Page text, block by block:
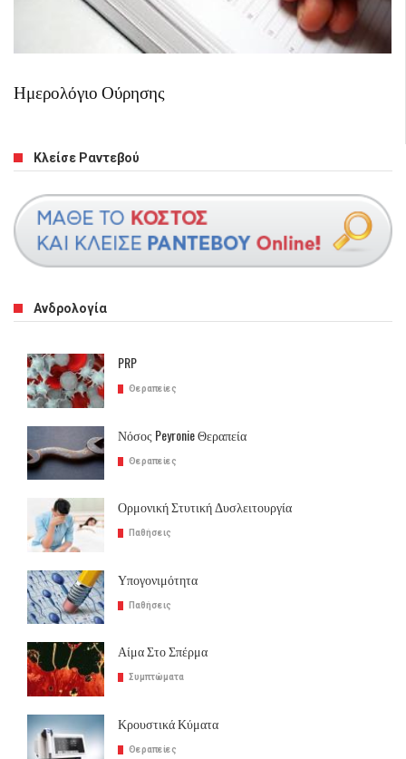
Ημερολόγιο Ούρησης
Κλείσε Ραντεβού
Ανδρολογία
PRP
Θεραπείες
Νόσος Peyronie Θεραπεία
Θεραπείες
Ορμονική Στυτική Δυσλειτουργία
Παθήσεις
Υπογονιμότητα
Παθήσεις
Αίμα Στο Σπέρμα
Συμπτώματα
Κρουστικά Κύματα
Θεραπείες